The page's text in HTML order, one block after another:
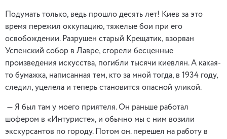
Подумать только, ведь прошло десять лет! Киев за это
время пережил оккупацию, тяжелые бои при его
освобождении. Разрушен старый Крещатик, взорван
Успенский собор в Лавре, сгорели бесценные
произведения искусства, погибли тысячи киевлян. А какая-
то бумажка, написанная тем, кто за мной тогда, в 1934 году,
следил, уцелела и теперь становится опасной уликой.
— Я был там у моего приятеля. Он раньше работал
шофером в «Интуристе», и обычно мы с ним возили
экскурсантов по городу. Потом он. перешел на работу в